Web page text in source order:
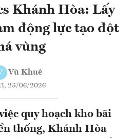
Khánh Hòa: Lấy
động lực tạo đột
vùng
Vũ Khuê
23/06/2026
quy hoạch kho bãi
thống, Khánh Hòa